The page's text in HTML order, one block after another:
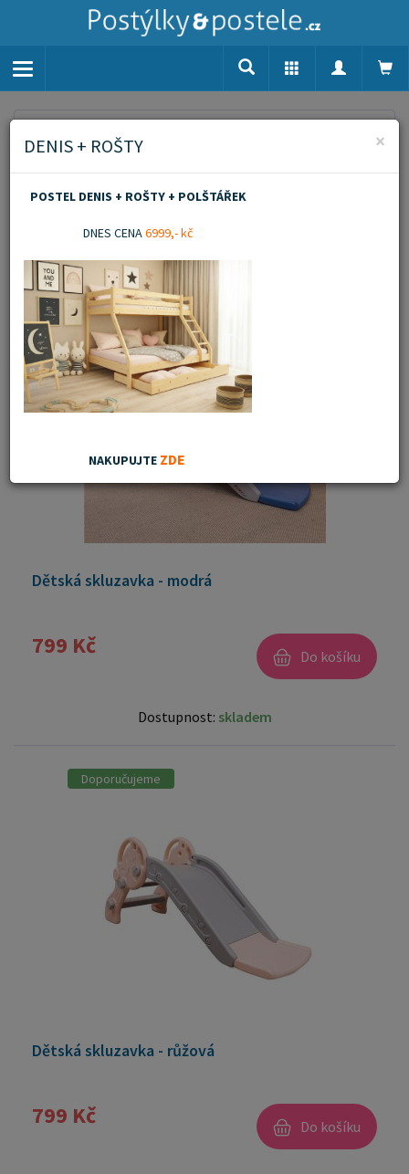
Toggle
Vyhledávání
Akce
Doporučujeme
Dětská skluzavka - modrá
799 Kč Do košíku
Dostupnost: skladem
Doporučujeme
Dětská skluzavka - růžová
799 Kč Do košíku
×
DENIS + ROŠTY
POSTEL DENIS + ROŠTY + POLŠTÁŘEK
DNES CENA6999,- kč
NAKUPUJTE ZDE